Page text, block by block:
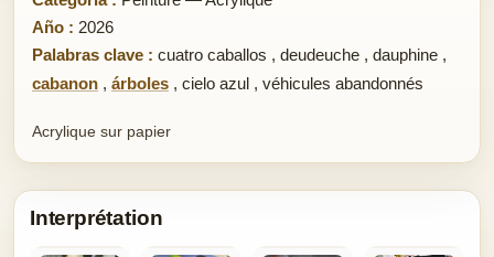
Año : 2026
Palabras clave : cuatro caballos , deudeuche , dauphine ,
cabanon , árboles , cielo azul , véhicules abandonnés
Acrylique sur papier
Interprétation